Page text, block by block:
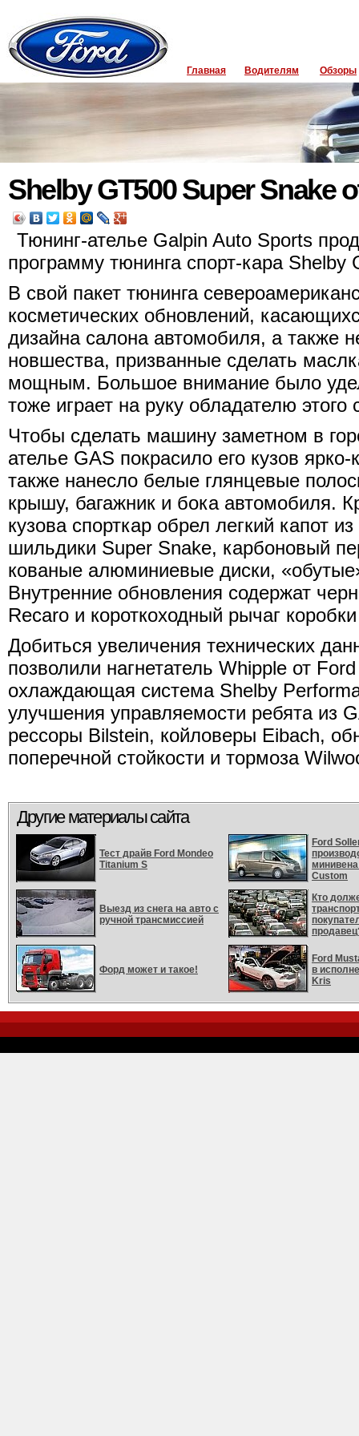
Главная Водителям Обзоры
Shelby GT500 Super Snake
Тюнинг-ателье Galpin Auto Sports
программу тюнинга спорт-кара Shelby
В свой пакет тюнинга
косметических обновлений,
дизайна салона автомобиля, а также
новшества, призванные сделать
мощным. Большое внимание было
тоже играет на руку обладателю этого
Чтобы сделать машину заметном в
ателье GAS покрасило его кузов
также нанесло белые глянцевые
крышу, багажник и бока автомобиля.
кузова спорткар обрел легкий капот
шильдики Super Snake, карбоновый
кованые алюминиевые диски,
Внутренние обновления содержат
Recaro и короткоходный рычаг
Добиться увеличения технических
позволили нагнетатель Whipplе от
охлаждающая система Shelby
улучшения управляемости ребята из
рессоры Bilstein, койловеры Eibach,
поперечной стойкости и тормоза
Другие материалы сайта
Тест драйв Ford Mondeo
Titanium S
Выезд из снега на авто с
ручной трансмиссией
Форд может и такое!
Ford
Custom
Кто
Ford
в
Kris